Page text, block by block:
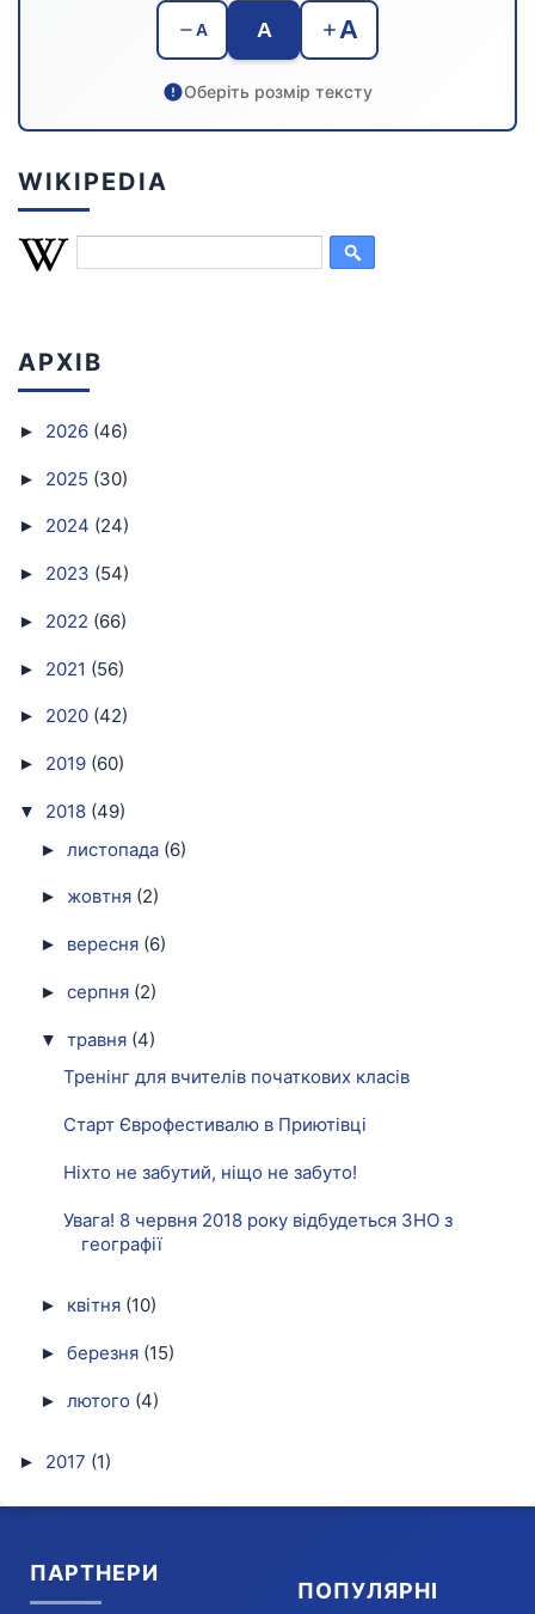
A A A
Оберіть розмір тексту
WIKIPEDIA
АРХІВ
► 2026 (46)
► 2025 (30)
► 2024 (24)
► 2023 (54)
► 2022 (66)
► 2021 (56)
► 2020 (42)
► 2019 (60)
▼ 2018 (49)
► листопада (6)
► жовтня (2)
► вересня (6)
► серпня (2)
▼ травня (4)
Тренінг для вчителів початкових класів
Старт Єврофестивалю в Приютівці
Ніхто не забутий, ніщо не забуто!
Увага! 8 червня 2018 року відбудеться ЗНО з
географії
► квітня (10)
► березня (15)
► лютого (4)
► 2017 (1)
ПАРТНЕРИ
ПОПУЛЯРНІ